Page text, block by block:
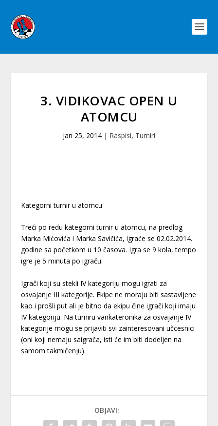
3. VIDIKOVAC OPEN U
ATOMCU
jan 25, 2014 | Raspisi, Turniri
Kategorni turnir u atomcu
Treći po redu kategorni turnir u atomcu, na predlog
Marka Mićovića i Marka Savičića, igraće se 02.02.2014.
godine sa početkom u 10 časova. Igra se 9 kola, tempo
igre je 5 minuta po igraču.
Igrači koji su stekli IV kategoriju mogu igrati za
osvajanje III kategorije. Ekipe ne moraju biti sastavljene
kao i prošli put ali je bitno da ekipu čine igrači koji imaju
IV kategoriju. Na turniru vankateronika za osvajanje IV
kategorije mogu se prijaviti svi zainteresovani učcesnici
(oni koji nemaju saigrača, isti će im biti dodeljen na
samom takmičenju).
OBJAVI: